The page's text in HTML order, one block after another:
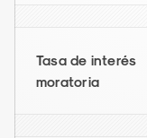
Tasa de interés
moratoria